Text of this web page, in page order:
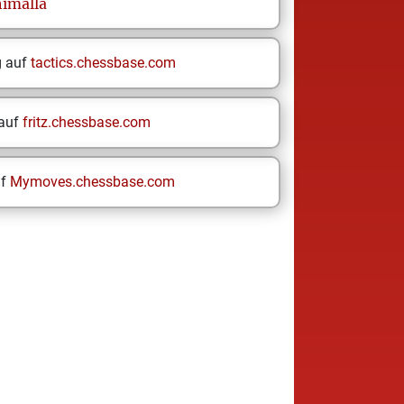
auf tactics.chessbase.com
fritz.chessbase.com
Mymoves.chessbase.com